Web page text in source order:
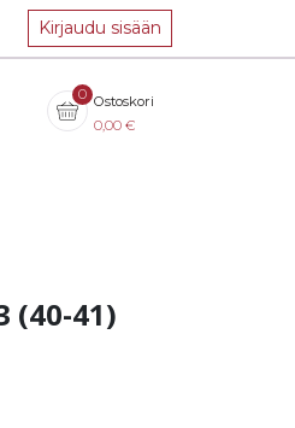
Kirjaudu sisään
0 Ostoskori
0,00 €
(40-41)